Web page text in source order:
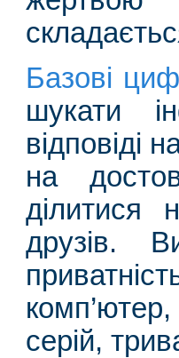
Базові
шукати
відповіді
на
ділитися
друзів.
серій,